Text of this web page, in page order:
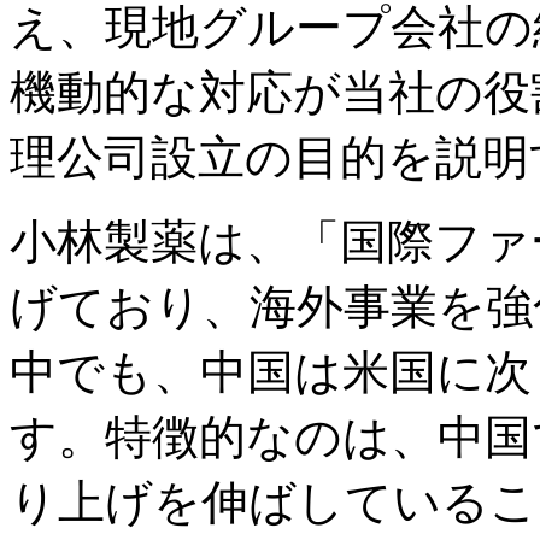
え、現地グループ会社
機動的な対応が当社の
理公司設立の目的を説
小林製薬は、「国際フ
げており、海外事業を
中でも、中国は米国に
す。特徴的なのは、中
り上げを伸ばしている